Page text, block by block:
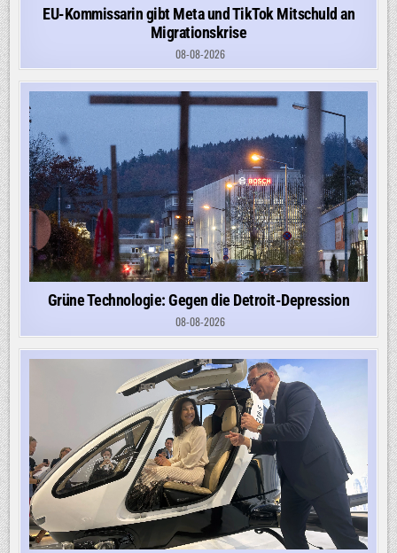
EU-Kommissarin gibt Meta und TikTok Mitschuld an
Migrationskrise
08-08-2026
Grüne Technologie: Gegen die Detroit-Depression
08-08-2026